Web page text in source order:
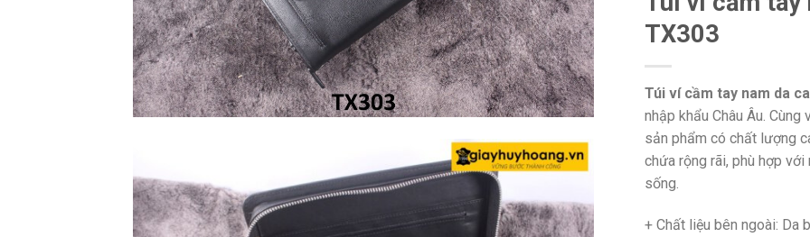
TX303
Túi ví cầm tay nam da
nhập khẩu Châu Âu.
sản phẩm có chất lượng
chứa rộng rãi, phù hợp
sống.
+ Chất liệu bên ngoài: Da